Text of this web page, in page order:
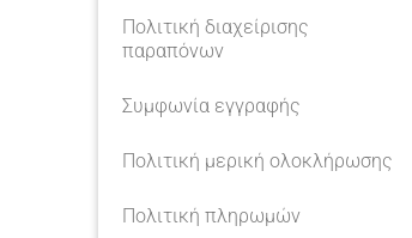
Πολιτική διαχείρισης
παραπόνων
Συμφωνία εγγραφής
Πολιτική μερική ολοκλήρωσης
Πολιτική πληρωμών